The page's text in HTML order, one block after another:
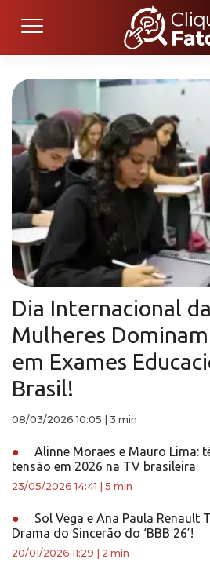
Dia Internacional
Mulheres
em Exames
Brasil!
08/03/2026 10:05 3 min
●
Alinne Moraes e Mauro Lima:
tensão em 2026 na TV brasileira
23/05/2026 14:41 5 min
●
Sol Vega e Ana Paula Renault
Drama do Sincerão do ‘BBB 26’!
20/01/2026 11:29 2 min